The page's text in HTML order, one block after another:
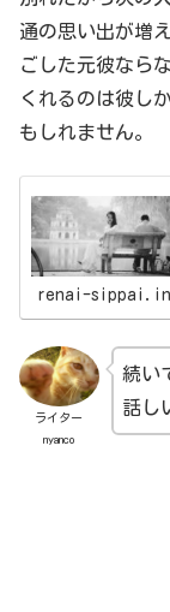
通の思い出が増
ごした元彼なら
くれるのは彼し
もしれません。
renai-
ライター
nyanco
続い
話し